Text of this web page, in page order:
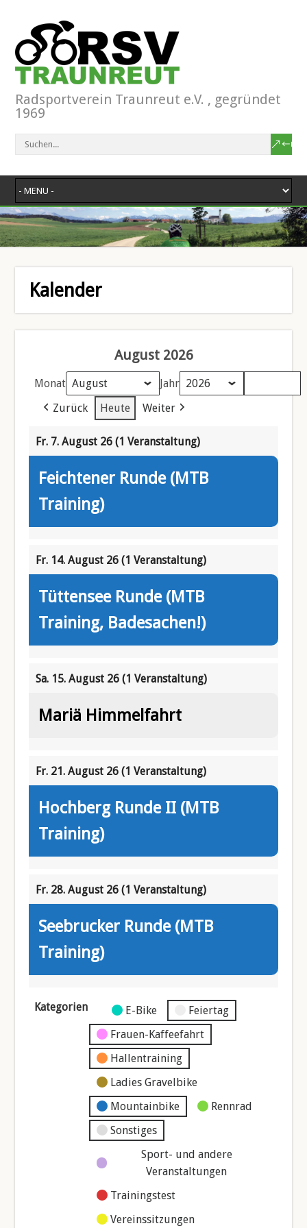
Radsportverein Traunreut e.V. , gegründet
1969
Kalender
August 2026
Monat
Jahr
Zurück
Heute Weiter
Fr. 7. August 26(1 Veranstaltung)
Feichtener Runde (MTB
Training)
Fr. 14. August 26(1 Veranstaltung)
Tüttensee Runde (MTB
Training, Badesachen!)
Sa. 15. August 26(1 Veranstaltung)
Mariä Himmelfahrt
Fr. 21. August 26(1 Veranstaltung)
Hochberg Runde II (MTB
Training)
Fr. 28. August 26(1 Veranstaltung)
Seebrucker Runde (MTB
Training)
Kategorien
Kategorie
ohne
Titel
E-Bike
Feiertag
Frauen-Kaffeefahrt
Hallentraining
Ladies Gravelbike
Mountainbike
Rennrad
Sonstiges
Sport- und andere
Veranstaltungen
Trainingstest
Vereinssitzungen